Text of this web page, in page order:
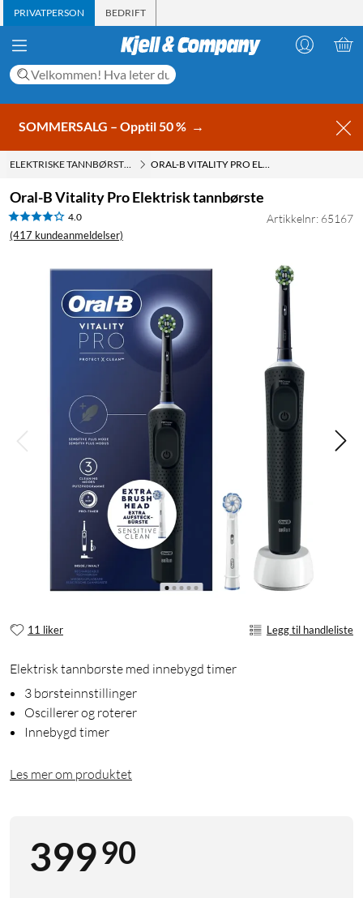
PRIVATPERSON BEDRIFT
SOMMERSALG – Opptil 50 % →
ELEKTRISKE TANNBØRSTER ORAL-B VITALITY PRO ELEKTRISK TANNBØRSTE
Oral-B Vitality Pro Elektrisk tannbørste
4.0
(417 kundeanmeldelser)
Artikkelnr: 65167
11 liker Legg til handleliste
Elektrisk tannbørste med innebygd timer
3 børsteinnstillinger
Oscillerer og roterer
Innebygd timer
Les mer om produktet
39990